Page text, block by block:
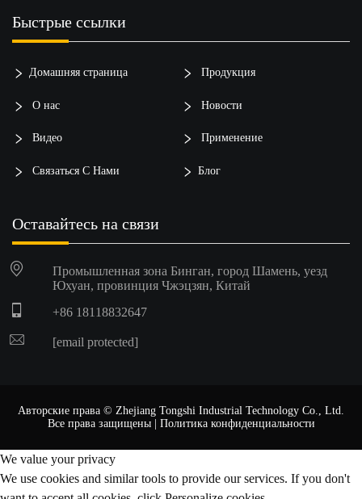
Быстрые ссылки
Домашняя страница Продукция
О нас Новости
Видео Применение
Связаться С Нами Блог
Оставайтесь на связи
Промышленная зона Бинган, город Шамень, уезд
Юхуан, провинция Чжэцзян, Китай
+86 18118832647
[email protected]
Авторские права © Zhejiang Tongshi Industrial Technology Co., Ltd.
Все права защищены | Политика конфиденциальности
We value your privacy
We use cookies and similar tools to provide our services. If you don't